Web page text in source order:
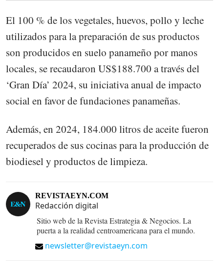
El 100 % de los vegetales, huevos, pollo y leche
utilizados para la preparación de sus productos
son producidos en suelo panameño por manos
locales, se recaudaron US$188.700 a través del
‘Gran Día’ 2024, su iniciativa anual de impacto
social en favor de fundaciones panameñas.
Además, en 2024, 184.000 litros de aceite fueron
recuperados de sus cocinas para la producción de
biodiesel y productos de limpieza.
REVISTAEYN.COM
Redacción digital
Sitio web de la Revista Estrategia & Negocios. La
puerta a la realidad centroamericana para el mundo.
newsletter@revistaeyn.com